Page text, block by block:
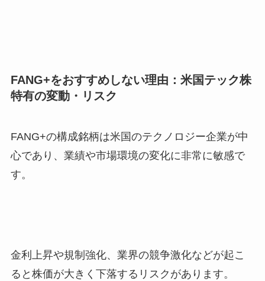
FANG+をおすすめしない理由：米国テック株
特有の変動・リスク
FANG+の構成銘柄は米国のテクノロジー企業が中
心であり、業績や市場環境の変化に非常に敏感で
す。
金利上昇や規制強化、業界の競争激化などが起こ
ると株価が大きく下落するリスクがあります。